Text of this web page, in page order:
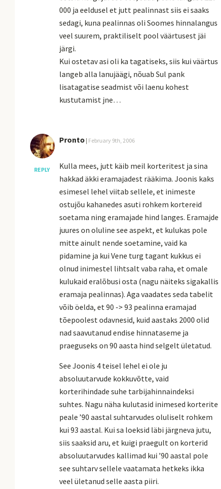
000 ja eeldusel et jutt pealinnast siis ei saaks
sedagi, kuna pealinnas oli Soomes hinnalangus
veel suurem, praktiliselt pool väärtusest jäi
järgi.
Kui ostetav asi oli ka tagatiseks, siis kui väärtus
langeb alla lanujäägi, nõuab Sul pank
lisatagatise seadmist või laenu kohest
kustutamist jne…
REPLY
Pronto | February 9th, 2006
Kulla mees, jutt käib meil korteritest ja sina
hakkad äkki eramajadest rääkima. Joonis kaks
esimesel lehel viitab sellele, et inimeste
ostujõu kahanedes asuti rohkem kortereid
soetama ning eramajade hind langes. Eramajde
juures on oluline see aspekt, et kulukas pole
mitte ainult nende soetamine, vaid ka
pidamine ja kui Vene turg tagant kukkus ei
olnud inimestel lihtsalt vaba raha, et omale
kulukaid eralõbusi osta (nagu näiteks sigakallis
eramaja pealinnas). Aga vaadates seda tabelit
võib öelda, et 90 -> 93 pealinna eramajad
tõepoolest odavnesid, kuid aastaks 2000 olid
nad saavutanud endise hinnataseme ja
praeguseks on 90 aasta hind selgelt ületatud.
See Joonis 4 teisel lehel ei ole ju
absoluutarvude kokkuvõtte, vaid
korterihindade suhe tarbijahinnaindeksi
suhtes. Nagu näha kulutasid inimesed korterite
peale ’90 aastal suhtarvudes oluliselt rohkem
kui 93 aastal. Kui sa loeksid läbi järgneva jutu,
siis saaksid aru, et kuigi praegult on korterid
absoluutarvudes kallimad kui ’90 aastal pole
see suhtarv sellele vaatamata hetkeks ikka
veel ületanud selle aasta piiri.